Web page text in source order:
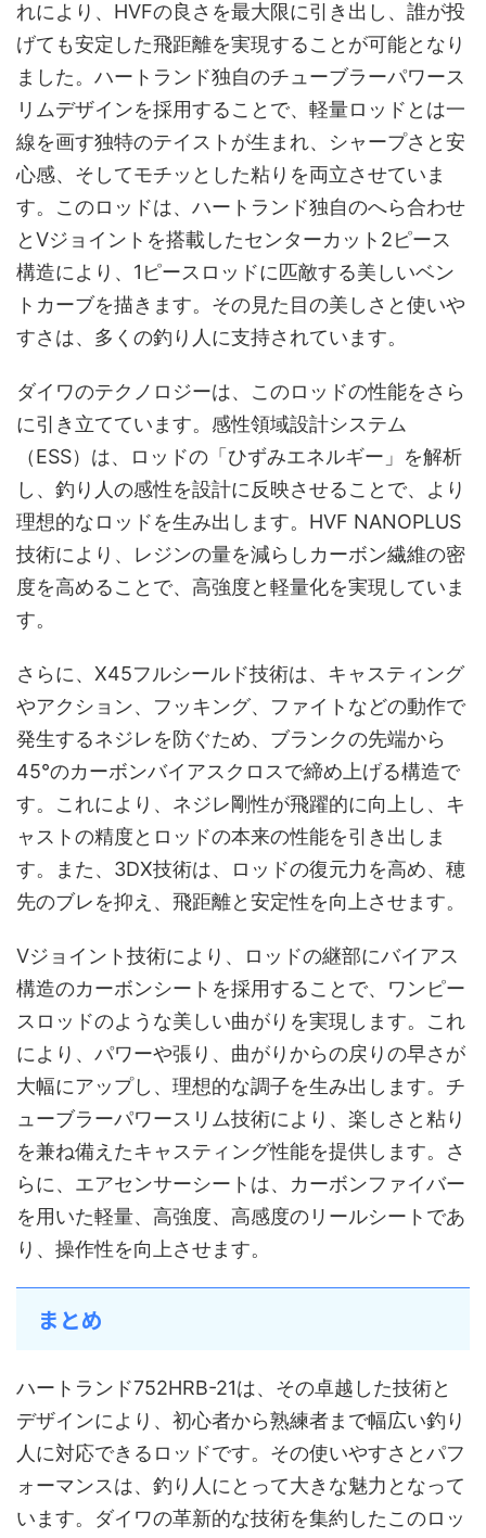
れにより、HVFの良さを最大限に引き出し、誰が投
げても安定した飛距離を実現することが可能となり
ました。ハートランド独自のチューブラーパワース
リムデザインを採用することで、軽量ロッドとは一
線を画す独特のテイストが生まれ、シャープさと安
心感、そしてモチッとした粘りを両立させていま
す。このロッドは、ハートランド独自のへら合わせ
とVジョイントを搭載したセンターカット2ピース
構造により、1ピースロッドに匹敵する美しいベン
トカーブを描きます。その見た目の美しさと使いや
すさは、多くの釣り人に支持されています。
ダイワのテクノロジーは、このロッドの性能をさら
に引き立てています。感性領域設計システム
（ESS）は、ロッドの「ひずみエネルギー」を解析
し、釣り人の感性を設計に反映させることで、より
理想的なロッドを生み出します。HVF NANOPLUS
技術により、レジンの量を減らしカーボン繊維の密
度を高めることで、高強度と軽量化を実現していま
す。
さらに、X45フルシールド技術は、キャスティング
やアクション、フッキング、ファイトなどの動作で
発生するネジレを防ぐため、ブランクの先端から
45°のカーボンバイアスクロスで締め上げる構造で
す。これにより、ネジレ剛性が飛躍的に向上し、キ
ャストの精度とロッドの本来の性能を引き出しま
す。また、3DX技術は、ロッドの復元力を高め、穂
先のブレを抑え、飛距離と安定性を向上させます。
Vジョイント技術により、ロッドの継部にバイアス
構造のカーボンシートを採用することで、ワンピー
スロッドのような美しい曲がりを実現します。これ
により、パワーや張り、曲がりからの戻りの早さが
大幅にアップし、理想的な調子を生み出します。チ
ューブラーパワースリム技術により、楽しさと粘り
を兼ね備えたキャスティング性能を提供します。さ
らに、エアセンサーシートは、カーボンファイバー
を用いた軽量、高強度、高感度のリールシートであ
り、操作性を向上させます。
まとめ
ハートランド752HRB-21は、その卓越した技術と
デザインにより、初心者から熟練者まで幅広い釣り
人に対応できるロッドです。その使いやすさとパフ
ォーマンスは、釣り人にとって大きな魅力となって
います。ダイワの革新的な技術を集約したこのロッ